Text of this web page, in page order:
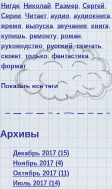
Нигде, Николай, Размер, Сергей,
Серии, Читает, аудио, аудиокнига,
время, выпуска, звучания, книга,
купишь, ремонту, роман,
руководство, русский,скачать,
сюжет, только, фантастика,
формат
Показать все теги
Архивы
Декабрь 2017 (15)
Ноябрь 2017 (4)
Октябрь 2017 (11)
Июль 2017 (14)